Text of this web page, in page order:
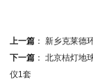
上一篇： 新乡克莱德
下一篇： 北京桔灯地
仪1套